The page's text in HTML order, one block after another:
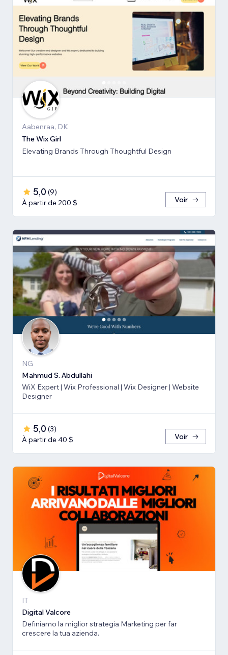
Aabenraa, DK
The Wix Girl
Elevating Brands Through Thoughtful Design
5,0 (9)
À partir de 200 $
Voir
NG
Mahmud S. Abdullahi
WiX Expert | Wix Professional | Wix Designer | Website
Designer
5,0 (3)
À partir de 40 $
Voir
IT
Digital Valcore
Definiamo la miglior strategia Marketing per far
crescere la tua azienda.